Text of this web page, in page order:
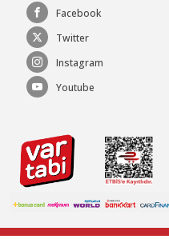
Facebook
Twitter
Instagram
Youtube